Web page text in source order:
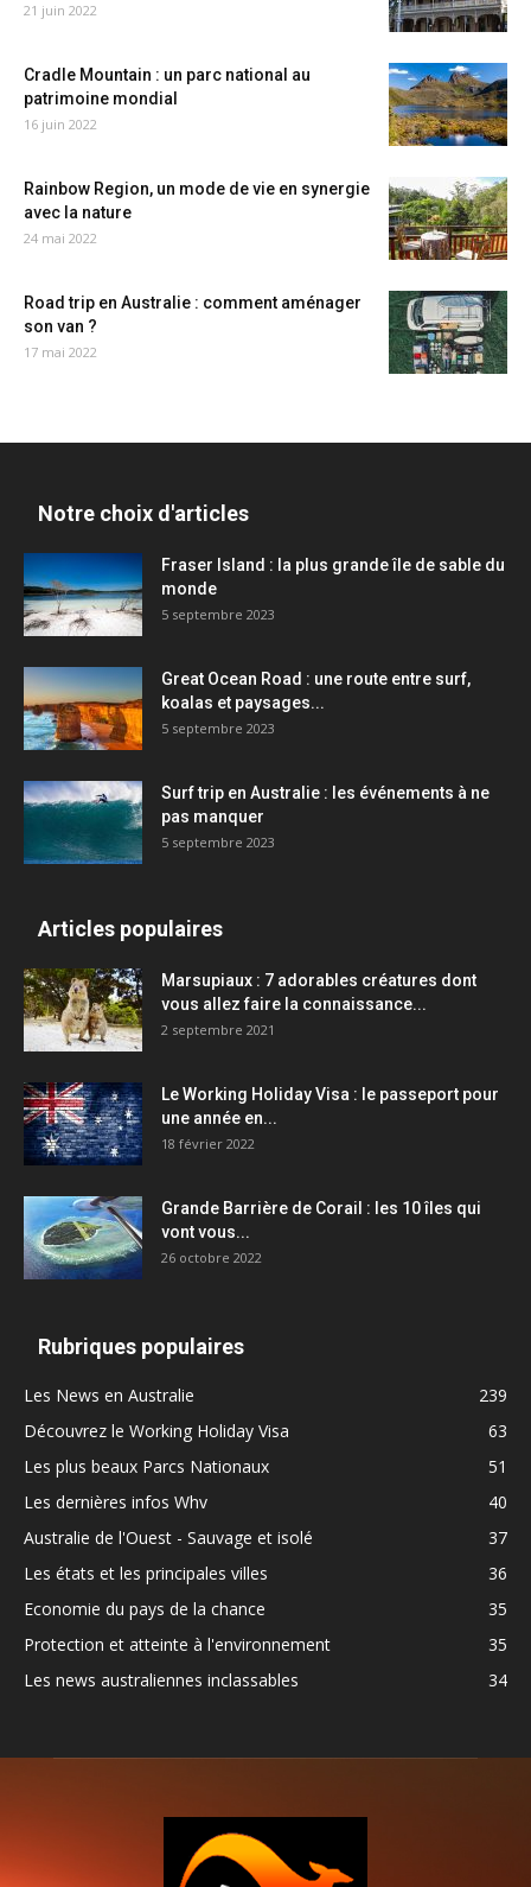
21 juin 2022
Cradle Mountain : un parc national au
patrimoine mondial
16 juin 2022
Rainbow Region, un mode de vie en synergie
avec la nature
24 mai 2022
Road trip en Australie : comment aménager
son van ?
17 mai 2022
Notre choix d'articles
Fraser Island : la plus grande île de sable du
monde
5 septembre 2023
Great Ocean Road : une route entre surf,
koalas et paysages...
5 septembre 2023
Surf trip en Australie : les événements à ne
pas manquer
5 septembre 2023
Articles populaires
Marsupiaux : 7 adorables créatures dont
vous allez faire la connaissance...
2 septembre 2021
Le Working Holiday Visa : le passeport pour
une année en...
18 février 2022
Grande Barrière de Corail : les 10 îles qui
vont vous...
26 octobre 2022
Rubriques populaires
Les News en Australie
239
Découvrez le Working Holiday Visa
63
Les plus beaux Parcs Nationaux
51
Les dernières infos Whv
40
Australie de l'Ouest - Sauvage et isolé
37
Les états et les principales villes
36
Economie du pays de la chance
35
Protection et atteinte à l'environnement
35
Les news australiennes inclassables
34